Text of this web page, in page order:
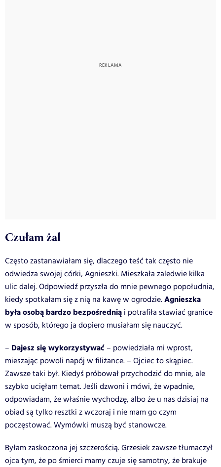
Czułam żal
Często zastanawiałam się, dlaczego teść tak często nie
odwiedza swojej córki, Agnieszki. Mieszkała zaledwie kilka
ulic dalej. Odpowiedź przyszła do mnie pewnego popołudnia,
kiedy spotkałam się z nią na kawę w ogrodzie.Agnieszka
była osobą bardzo bezpośrednią i potrafiła stawiać granice
w sposób, którego ja dopiero musiałam się nauczyć.
– Dajesz się wykorzystywać – powiedziała mi wprost,
mieszając powoli napój w filiżance. – Ojciec to skąpiec.
Zawsze taki był. Kiedyś próbował przychodzić do mnie, ale
szybko ucięłam temat. Jeśli dzwoni i mówi, że wpadnie,
odpowiadam, że właśnie wychodzę, albo że u nas dzisiaj na
obiad są tylko resztki z wczoraj i nie mam go czym
poczęstować. Wymówki muszą być stanowcze.
Byłam zaskoczona jej szczerością. Grzesiek zawsze tłumaczył
ojca tym, że po śmierci mamy czuje się samotny, że brakuje